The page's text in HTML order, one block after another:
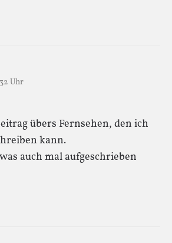
Uhr
übers Fernsehen, den ich
kann.
auch mal aufgeschrieben